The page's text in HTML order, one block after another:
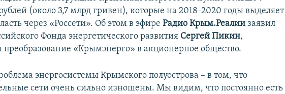
(около 3,7 млрд гривен), которые на 2018-2020 годы выделяет
через «Россети». Об этом в эфиреРадио Крым.Реалии заявил
Фонда энергетического развития Сергей Пикин,
«Крымэнерго» в акционерное общество.
энергосистемы Крымского полуострова – в том, что
сети очень сильно изношены. Мы видим, что постоянно есть